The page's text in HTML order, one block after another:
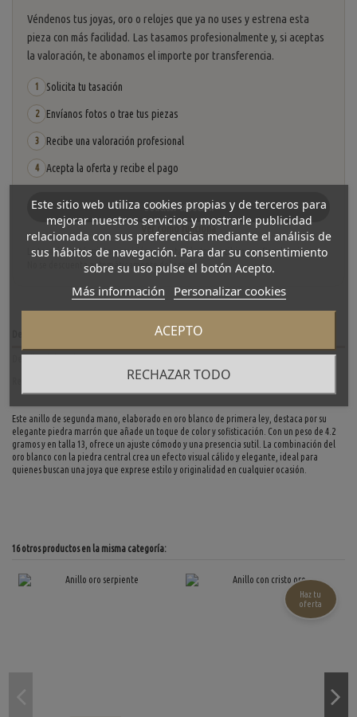
Véndenos tus joyas, oro o relojes que ya no uses y estrena esta
pieza con más facilidad. Las tasamos profesionalmente y, si aceptas
la valoración, te abonamos el importe por transferencia.
1 Solicita tu tasación
2 Envíanos fotos o trae tus piezas
3 Recibe una valoración profesional
4 Acepta la oferta y recibe el pago
Solicitar tasación
Ver cómo funciona
La tasación está sujeta a revisión y aceptación tras recibir y verificar las piezas.
No se descuenta automáticamente del carrito.
Este anillo de segunda mano, elaborado en oro blanco de primera ley, destaca por su
elegante piedra marrón que añade un toque de color y sofisticación. Con un peso de 4.2
gramos y en talla 13, ofrece un ajuste cómodo y una presencia sutil. La combinación del
oro blanco con la piedra central crea un efecto visual cálido y elegante, ideal para
quienes buscan una joya que exprese estilo y originalidad en cualquier ocasión.
16 otros productos en la misma categoría:
Haz tu
oferta
Este sitio web utiliza cookies propias y de terceros para
mejorar nuestros servicios y mostrarle publicidad
relacionada con sus preferencias mediante el análisis de
sus hábitos de navegación. Para dar su consentimiento
sobre su uso pulse el botón Acepto.
Más información Personalizar cookies
RECHAZAR TODO
ACEPTO